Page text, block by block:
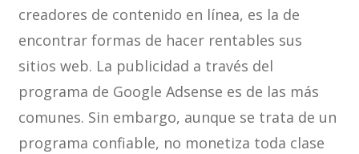
creadores de contenido en línea, es la de
encontrar formas de hacer rentables sus
sitios web. La publicidad a través del
programa de Google Adsense es de las más
comunes. Sin embargo, aunque se trata de un
programa confiable, no monetiza toda clase